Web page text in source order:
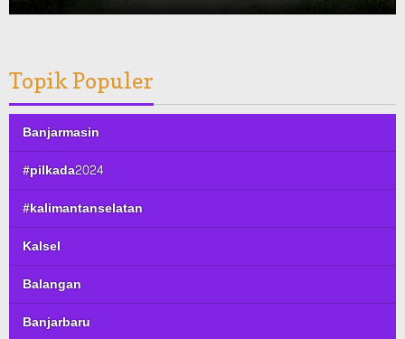
Topik Populer
Banjarmasin
#pilkada2024
#kalimantanselatan
Kalsel
Balangan
Banjarbaru